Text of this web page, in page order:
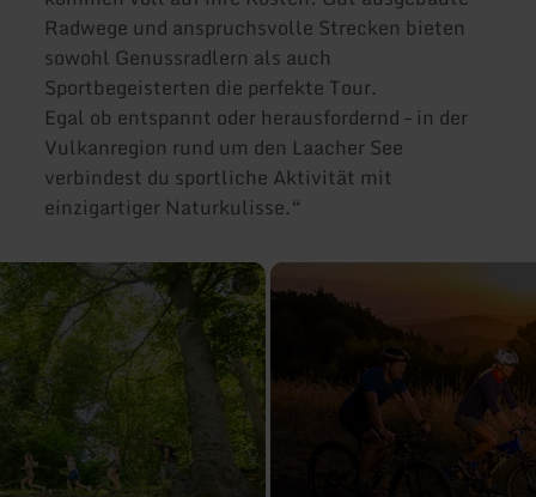
Radwege und anspruchsvolle Strecken bieten
sowohl Genussradlern als auch
Sportbegeisterten die perfekte Tour.
Egal ob entspannt oder herausfordernd – in der
Vulkanregion rund um den Laacher See
verbindest du sportliche Aktivität mit
einzigartiger Naturkulisse.“
mehr
erfahren